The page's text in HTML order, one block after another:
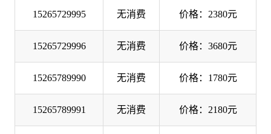
15265729995 无消费 价格：2380元
15265729996 无消费 价格：3680元
15265789990 无消费 价格：1780元
15265789991 无消费 价格：2180元